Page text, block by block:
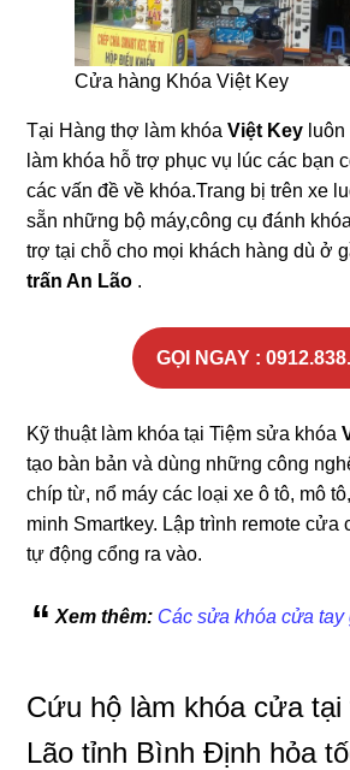
Cửa hàng Khóa Việt Key
Tại Hàng thợ làm khóaViệt Key
làm khóa hỗ trợ phục vụ lúc các bạn
các vấn đề về khóa.Trang bị trên xe
sẵn những bộ máy,công cụ đánh
trợ tại chỗ cho mọi khách hàng dù ở
trấn An Lão .
GỌI NGAY :
Kỹ thuật làm khóa tại Tiệm sửa khóa
tạo bàn bản và dùng những công
chíp từ, nổ máy các loại xe ô tô, mô
minh Smartkey. Lập trình remote cửa
tự động cổng ra vào.
Xem thêm: Các sửa khóa cửa tay
Cứu hộ làm khóa cửa tại
Lão tỉnh Bình Định hỏa